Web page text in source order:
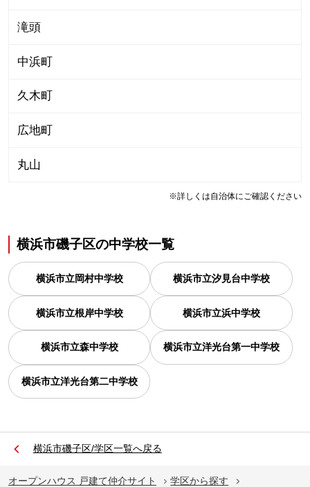
滝頭
中浜町
久木町
広地町
丸山
※詳しくは自治体にご確認ください
横浜市磯子区の中学校一覧
横浜市立岡村中学校 横浜市立汐見台中学校
横浜市立根岸中学校 横浜市立浜中学校
横浜市立森中学校 横浜市立洋光台第一中学校
横浜市立洋光台第二中学校
横浜市磯子区/学区一覧へ戻る
オープンハウス 戸建て仲介サイト
学区から探す